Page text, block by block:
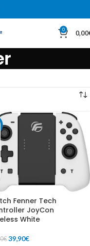
0 0,00
Fenner Tech
JoyCon
White
€ 39,90€